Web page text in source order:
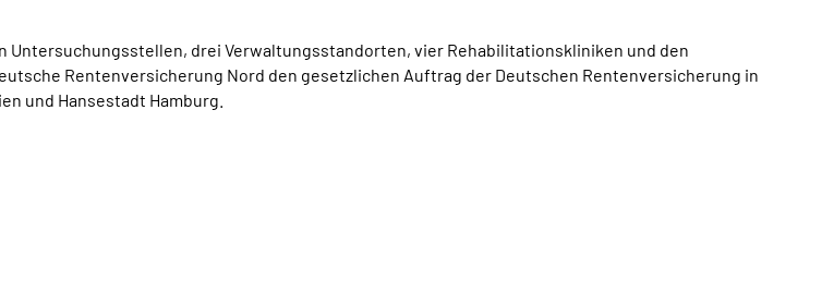
drei Verwaltungsstandorten, vier Rehabilitationskliniken und den
Rentenversicherung Nord den gesetzlichen Auftrag der Deutschen Rentenversicherung in
und Hansestadt Hamburg.